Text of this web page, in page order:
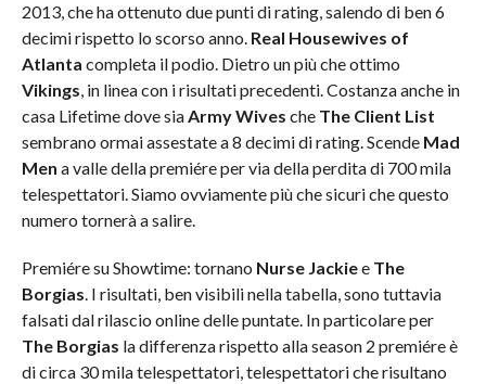
2013, che ha ottenuto due punti di rating, salendo di ben 6
decimi rispetto lo scorso anno. Real Housewives of
Atlanta completa il podio. Dietro un più che ottimo
Vikings, in linea con i risultati precedenti. Costanza anche in
casa Lifetime dove siaArmy Wives che The Client List
sembrano ormai assestate a 8 decimi di rating. Scende Mad
Men a valle della premiére per via della perdita di 700 mila
telespettatori. Siamo ovviamente più che sicuri che questo
numero tornerà a salire.
Premiére su Showtime: tornano Nurse Jackiee The
Borgias. I risultati, ben visibili nella tabella, sono tuttavia
falsati dal rilascio online delle puntate. In particolare per
The Borgias la differenza rispetto alla season 2 premiére è
di circa 30 mila telespettatori, telespettatori che risultano